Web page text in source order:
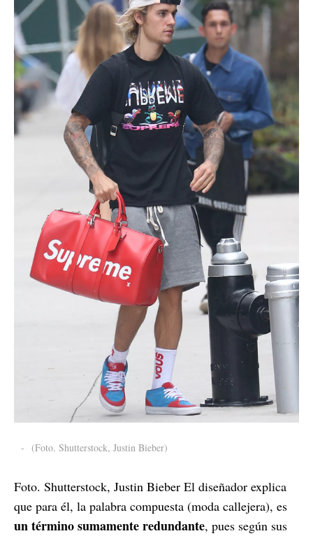
- (Foto. Shutterstock, Justin Bieber)
Foto. Shutterstock, Justin Bieber El diseñador explica
que para él, la palabra compuesta (moda callejera), es
un término sumamente redundante, pues según sus